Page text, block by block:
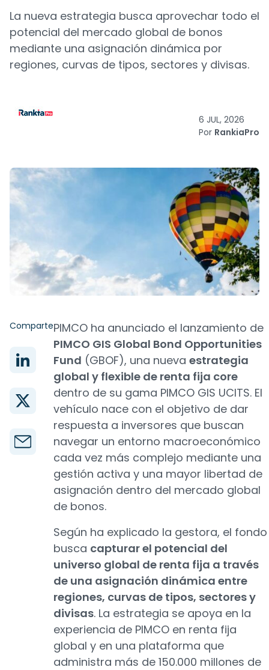
La nueva estrategia busca aprovechar todo el
potencial del mercado global de bonos
mediante una asignación dinámica por
regiones, curvas de tipos, sectores y divisas.
6 JUL, 2026
Por RankiaPro
CompartePIMCO ha anunciado el lanzamiento de
PIMCO GIS Global Bond Opportunities
Fund (GBOF), una nueva estrategia
global y flexible de renta fija core
dentro de su gama PIMCO GIS UCITS. El
vehículo nace con el objetivo de dar
respuesta a inversores que buscan
navegar un entorno macroeconómico
cada vez más complejo mediante una
gestión activa y una mayor libertad de
asignación dentro del mercado global
de bonos.
Según ha explicado la gestora, el fondo
busca capturar el potencial del
universo global de renta fija a través
de una asignación dinámica entre
regiones, curvas de tipos, sectores y
divisas. La estrategia se apoya en la
experiencia de PIMCO en renta fija
global y en una plataforma que
administra más de 150.000 millones de